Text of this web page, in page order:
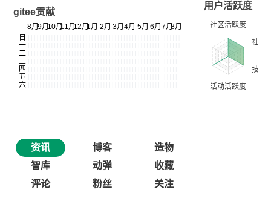
gitee贡献
用户活跃度
资讯 博客
造物
智库
动弹
收藏
评论
粉丝 关注